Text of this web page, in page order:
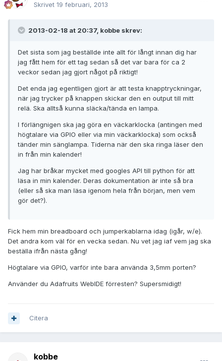
Skrivet 19 februari, 2013
2013-02-18 at 20:37, kobbe skrev:
Det sista som jag beställde inte allt för långt innan dig har
jag fått hem för ett tag sedan så det var bara för ca 2
veckor sedan jag gjort något på riktigt!
Det enda jag egentligen gjort är att testa knapptryckningar,
när jag trycker på knappen skickar den en output till mitt
relä. Ska alltså kunna släcka/tända en lampa.
I förlängnigen ska jag göra en väckarklocka (antingen med
högtalare via GPIO eller via min väckarklocka) som också
tänder min sänglampa. Tiderna när den ska ringa läser den
in från min kalender!
Jag har bråkar mycket med googles API till python för att
läsa in min kalender. Deras dokumentation är inte så bra
(eller så ska man läsa igenom hela från början, men vem
gör det?).
Fick hem min breadboard och jumperkablarna idag (igår, w/e).
Det andra kom väl för en vecka sedan. Nu vet jag iaf vem jag ska
beställa ifrån nästa gång!
Högtalare via GPIO, varför inte bara använda 3,5mm porten?
Använder du Adafruits WebIDE förresten? Supersmidigt!
Citera
kobbe